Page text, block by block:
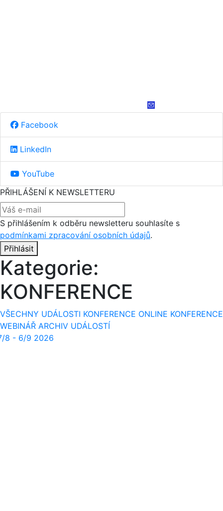
Facebook
LinkedIn
YouTube
PŘIHLÁŠENÍ K NEWSLETTERU
S přihlášením k odběru newsletteru souhlasíte s
podmínkami zpracování osobních údajů.
Přihlásit
Kategorie:
KONFERENCE
VŠECHNY UDÁLOSTI KONFERENCE ONLINE KONFERENCE
WEBINÁŘ ARCHIV UDÁLOSTÍ
8 - 6/9 2026